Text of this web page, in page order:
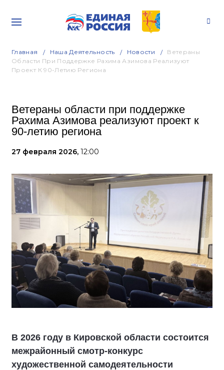
Главная Наша Деятельность Новости
Ветераны
Области При Поддержке Рахима Азимова Реализуют
Проект К 90-Летию Региона
Ветераны области при поддержке
Рахима Азимова реализуют проект к
90-летию региона
27 февраля 2026, 12:00
В 2026 году в Кировской области состоится
межрайонный смотр-конкурс
художественной самодеятельности